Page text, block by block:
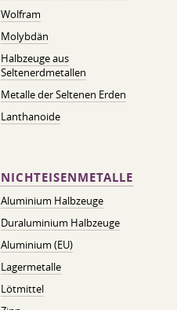
Wolfram
Molybdän
Halbzeuge aus
Seltenerdmetallen
Metalle der Seltenen Erden
Lanthanoide
NICHTEISENMETALLE
Aluminium Halbzeuge
Duraluminium Halbzeuge
Aluminium (EU)
Lagermetalle
Lötmittel